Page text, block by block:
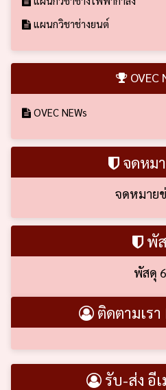
แผนกวิชาช่างยนต์
OVEC
OVEC NEWs
จดหม
จดหมาย
พั
พัสดุ
ติดตามเรา
รับ-ส่ง อี